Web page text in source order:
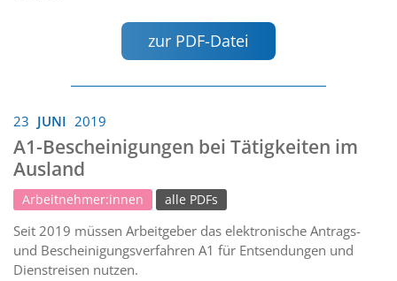
zur PDF-Datei
23 JUNI 2019
A1-Bescheinigungen bei Tätigkeiten im
Ausland
Arbeitnehmer:innen alle PDFs
Seit 2019 müssen Arbeitgeber das elektronische Antrags-
und Bescheinigungsverfahren A1 für Entsendungen und
Dienstreisen nutzen.